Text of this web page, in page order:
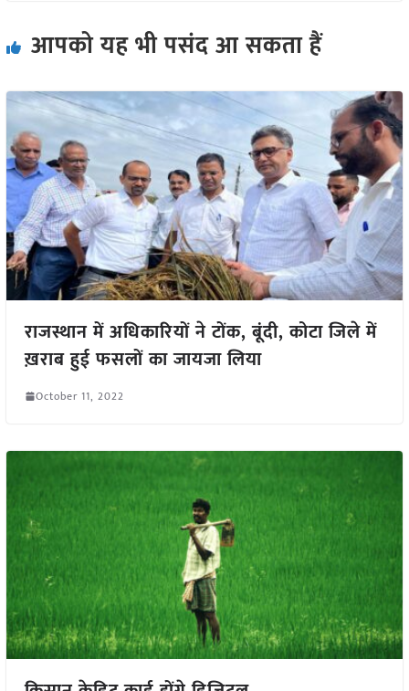
आपको यह भी पसंद आ सकता हैं
राजस्थान में अधिकारियों ने टोंक, बूंदी, कोटा जिले में
ख़राब हुई फसलों का जायजा लिया
October 11, 2022